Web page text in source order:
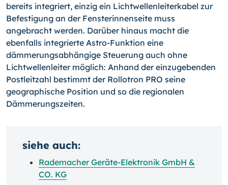
bereits integriert, einzig ein Lichtwellenleiterkabel zur
Befestigung an der Fensterinnenseite muss
angebracht werden. Darüber hinaus macht die
ebenfalls integrierte Astro-Funktion eine
dämmerungsabhängige Steuerung auch ohne
Lichtwellenleiter möglich: Anhand der einzugebenden
Postleitzahl bestimmt der Rollotron PRO seine
geographische Position und so die regionalen
Dämmerungszeiten.
siehe auch:
Rademacher Geräte-Elektronik GmbH &
CO. KG